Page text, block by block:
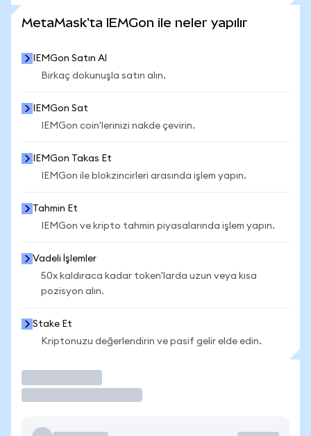
MetaMask'ta IEMGon ile neler yapılır
IEMGon Satın Al
Birkaç dokunuşla satın alın.
IEMGon Sat
IEMGon coin'lerinizi nakde çevirin.
IEMGon Takas Et
IEMGon ile blokzincirleri arasında işlem yapın.
Tahmin Et
IEMGon ve kripto tahmin piyasalarında işlem yapın.
Vadeli İşlemler
50x kaldıraca kadar token'larda uzun veya kısa
pozisyon alın.
Stake Et
Kriptonuzu değerlendirin ve pasif gelir elde edin.